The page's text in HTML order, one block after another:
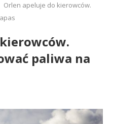
Orlen apeluje do kierowców.
paliwa na